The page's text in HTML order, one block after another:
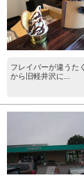
フレイバーが違うた
から旧軽井沢に...